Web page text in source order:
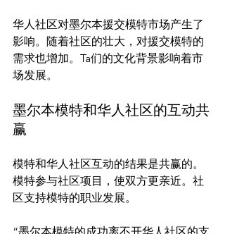
华人社区对墨尔本援交模特市场产生了
影响。随着社区的壮大，对援交模特的
需求也增加。Ta们的文化背景影响着市
墨尔本模特和华人社区的互动共
赢
模特和华人社区互动的结果是共赢的。
模特参与社区项目，使双方更亲近。社
“墨尔本模特的成功离不开华人社区的支